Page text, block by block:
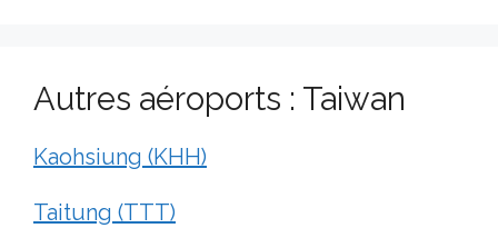
Autres aéroports : Taiwan
Kaohsiung (KHH)
Taitung (TTT)